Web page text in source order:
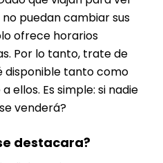
puedan cambiar sus
ofrece horarios
Por lo tanto, trate de
disponible tanto como
ellos. Es simple: si nadie
venderá?
destacara?